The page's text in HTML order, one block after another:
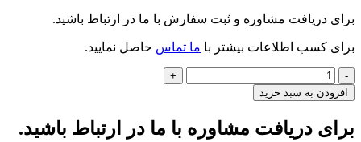
برای دریافت مشاوره و ثبت سفارش با ما در ارتباط باشید.
برای کسب اطلاعات بیشتر با ما تماس حاصل نمایید.
تاج
گل
کد
217
عدد
افزودن به سبد خرید
برای دریافت مشاوره با ما در ارتباط باشید.